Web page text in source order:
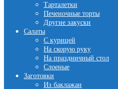
Тарталетки
Печеночные торты
Другие закуски
Салаты
С курицей
На скорую руку
На праздничный стол
Слоеные
Заготовки
Из баклажан